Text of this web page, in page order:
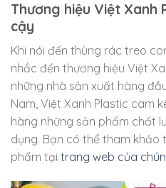
Thương hiệu Việt Xanh
cậy
Khi nói đến thùng rác treo
nhắc đến thương hiệu Việt
những nhà sản xuất hàng
Nam, Việt Xanh Plastic cam
hàng những sản phẩm chất
dụng. Bạn có thể tham khảo
phẩm tại trang web của